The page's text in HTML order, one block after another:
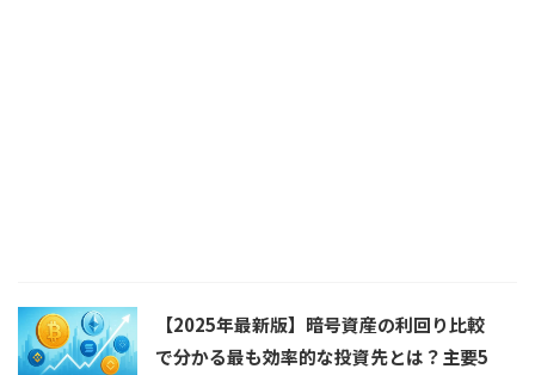
【2025年最新版】暗号資産の利回り比較
で分かる最も効率的な投資先とは？主要5